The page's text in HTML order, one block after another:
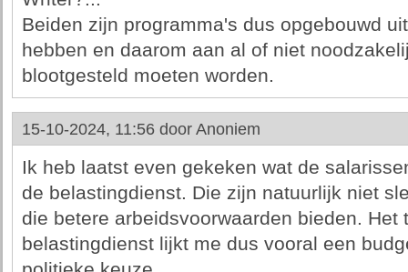
Beiden zijn programma's dus opgebouwd
hebben en daarom aan al of niet
blootgesteld moeten worden.
15-10-2024, 11:56 door Anoniem
Ik heb laatst even gekeken wat de
de belastingdienst. Die zijn natuurlijk niet
die betere arbeidsvoorwaarden bieden. Het
belastingdienst lijkt me dus vooral een